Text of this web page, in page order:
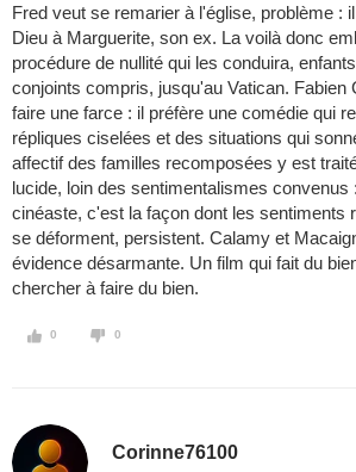
Fred veut se remarier à l'église, problème :
Dieu à Marguerite, son ex. La voilà donc
procédure de nullité qui les conduira,
conjoints compris, jusqu'au Vatican. Fabien
faire une farce : il préfère une comédie qui
répliques ciselées et des situations qui
affectif des familles recomposées y est
lucide, loin des sentimentalismes convenus
cinéaste, c'est la façon dont les sentiments
se déforment, persistent. Calamy et
évidence désarmante. Un film qui fait du
chercher à faire du bien.
0 0
Corinne76100